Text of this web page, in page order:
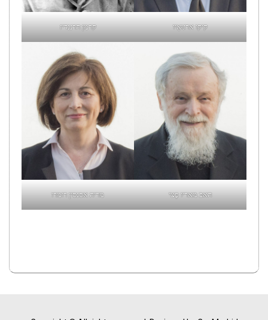
קיקו ארגוּאֵיו קרמן הרננדיז
האב מאריו פֶצּי מריה אסנסין רומרו